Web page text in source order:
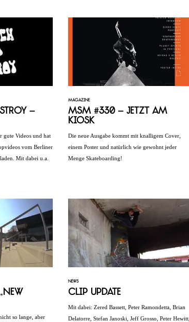
–
gute Videos und hat
vom Berliner
Mit dabei u.a.
MAGAZINE
MSM #330 – Jetzt am
Kiosk
Die neue Ausgabe kommt mit knalligem Cover,
einem Poster und natürlich wie gewohnt jeder
Menge Skateboarding!
so lange, aber
NEWS
Clip Update
Mit dabei: Zered Bassett, Peter Ramondetta, Brian
Delatorre, Stefan Janoski, Jeff Grosso, Peter Hewitt,